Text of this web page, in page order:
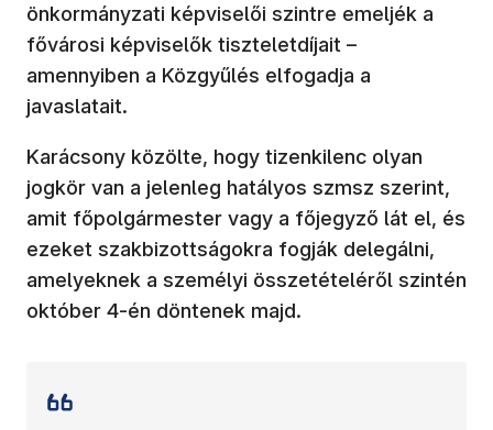
önkormányzati képviselői szintre emeljék a
fővárosi képviselők tiszteletdíjait –
amennyiben a Közgyűlés elfogadja a
javaslatait.
Karácsony közölte, hogy tizenkilenc olyan
jogkör van a jelenleg hatályos szmsz szerint,
amit főpolgármester vagy a főjegyző lát el, és
ezeket szakbizottságokra fogják delegálni,
amelyeknek a személyi összetételéről szintén
október 4-én döntenek majd.